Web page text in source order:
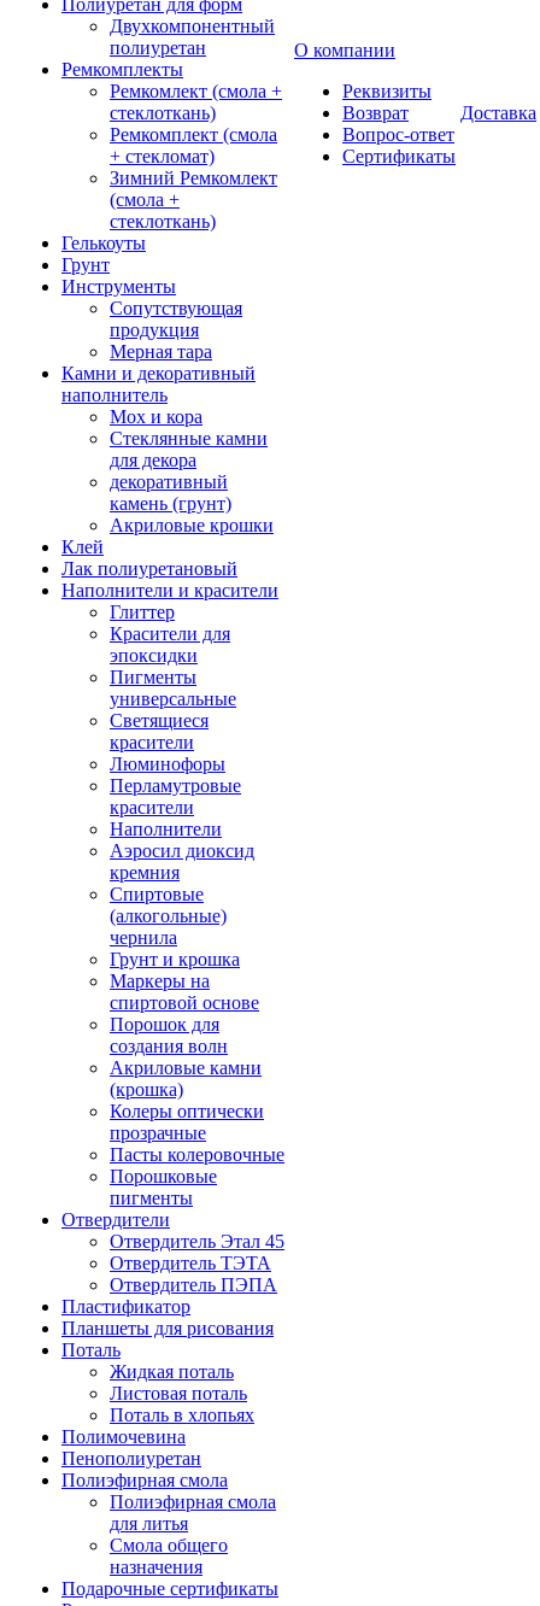
Полиуретан для форм
Двухкомпонентный
полиуретан
Ремкомплекты
Ремкомлект (смола +
стеклоткань)
Ремкомплект (смола
+ стекломат)
Зимний Ремкомлект
(смола +
стеклоткань)
Гелькоуты
Грунт
Инструменты
Сопутствующая
продукция
Мерная тара
Камни и декоративный
наполнитель
Мох и кора
Стеклянные камни
для декора
декоративный
камень (грунт)
Акриловые крошки
Клей
Лак полиуретановый
Наполнители и красители
Глиттер
Красители для
эпоксидки
Пигменты
универсальные
Светящиеся
красители
Люминофоры
Перламутровые
красители
Наполнители
Аэросил диоксид
кремния
Спиртовые
(алкогольные)
чернила
Грунт и крошка
Маркеры на
спиртовой основе
Порошок для
создания волн
Акриловые камни
(крошка)
Колеры оптически
прозрачные
Пасты колеровочные
Порошковые
пигменты
Отвердители
Отвердитель Этал 45
Отвердитель ТЭТА
Отвердитель ПЭПА
Пластификатор
Планшеты для рисования
Поталь
Жидкая поталь
Листовая поталь
Поталь в хлопьях
Полимочевина
Пенополиуретан
Полиэфирная смола
Полиэфирная смола
для литья
Смола общего
назначения
Подарочные сертификаты
О компании
Реквизиты
Возврат
Вопрос-ответ
Сертификаты
Доставка